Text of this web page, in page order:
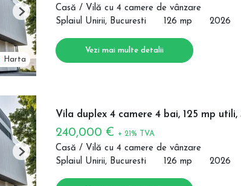
Harta
Next
Casă / Vilă cu 4 camere de vânzare
Splaiul Unirii, Bucuresti
126 mp 2026
Vezi mai multe detalii
Next
Vila duplex 4 camere 4 bai, 125 mp
240,000 € + 21% TVA
Casă / Vilă cu 4 camere de vânzare
Splaiul Unirii, Bucuresti
126 mp 2026